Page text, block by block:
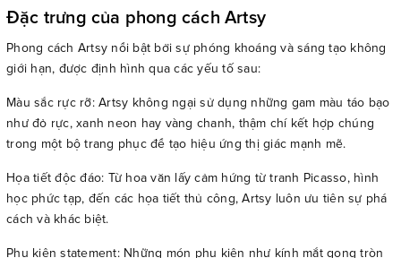
Đặc trưng của phong cách Artsy
Phong cách Artsy nổi bật bởi sự phóng khoáng và sáng tạo không
giới hạn, được định hình qua các yếu tố sau:
Màu sắc rực rỡ: Artsy không ngại sử dụng những gam màu táo bạo
như đỏ rực, xanh neon hay vàng chanh, thậm chí kết hợp chúng
trong một bộ trang phục để tạo hiệu ứng thị giác mạnh mẽ.
Họa tiết độc đáo: Từ hoa văn lấy cảm hứng từ tranh Picasso, hình
học phức tạp, đến các họa tiết thủ công, Artsy luôn ưu tiên sự phá
cách và khác biệt.
Phụ kiện statement: Những món phụ kiện như kính mắt gọng tròn